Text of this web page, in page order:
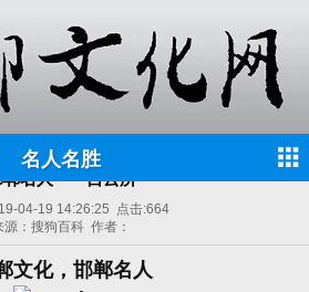
名人名胜
郸名人——吕云所
04-19 14:26:25 点击:664
源：搜狗百科 作者：
文化， 邯郸名人